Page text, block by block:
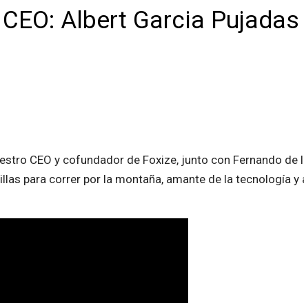
Albert Garcia Pujadas
CEO y cofundador de Foxize, junto con Fernando de
para correr por la montaña, amante de la tecnología y